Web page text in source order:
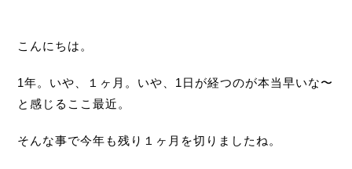
こんにちは。
1年。いや、１ヶ月。いや、1日が経つのが本当早いな〜
と感じるここ最近。
そんな事で今年も残り１ヶ月を切りましたね。